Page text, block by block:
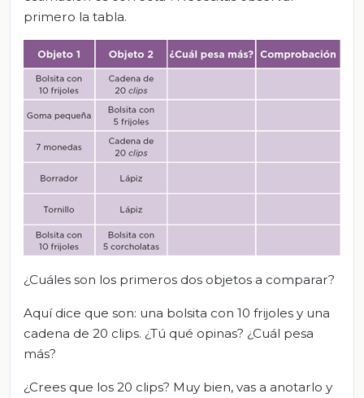
primero la tabla.
¿Cuáles son los primeros dos objetos a comparar?
Aquí dice que son: una bolsita con 10 frijoles y una
cadena de 20 clips. ¿Tú qué opinas? ¿Cuál pesa
más?
¿Crees que los 20 clips? Muy bien, vas a anotarlo y